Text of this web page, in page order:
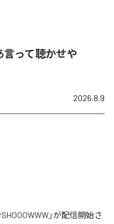
言って聴かせや
2026.8.9
」が配信開始さ